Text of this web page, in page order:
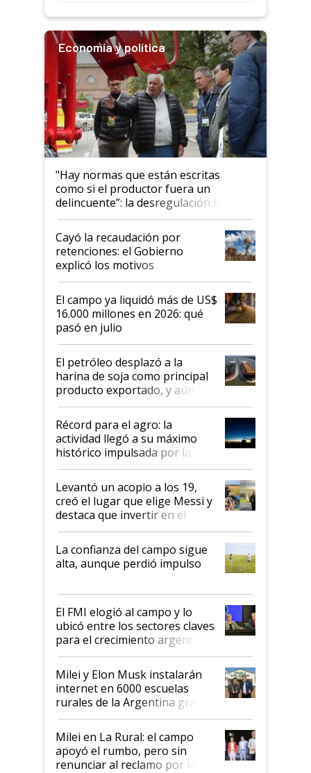
Economía y política
"Hay normas que están escritas
como si el productor fuera un
delincuente”: la desregulación llegó
al Congreso Aapresid y hasta se
habló del financiamiento al IPCVA
Cayó la recaudación por
retenciones: el Gobierno
explicó los motivos
El campo ya liquidó más de US$
16.000 millones en 2026: qué
pasó en julio
El petróleo desplazó a la
harina de soja como principal
producto exportado, y aún así
el agro aportó casi seis de cada
diez dólares y sostuvo el
liderazgo en un semestre
récord
Récord para el agro: la
actividad llegó a su máximo
histórico impulsada por la
cosecha y las exportaciones
Levantó un acopio a los 19,
creó el lugar que elige Messi y
destaca que invertir en el
kirchnerismo era como "darle
plata a un hijo para droga":
Juan Félix Rossetti, el libertario
que de una dura crisis salió
de Milei
La confianza del campo sigue
alta, aunque perdió impulso
El FMI elogió al campo y lo
ubicó entre los sectores claves
para el crecimiento argentino
Milei y Elon Musk instalarán
internet en 6000 escuelas
rurales de la Argentina gracias
a un acuerdo con Starlink
Milei en La Rural: el campo
apoyó el rumbo, pero sin
renunciar al reclamo por las